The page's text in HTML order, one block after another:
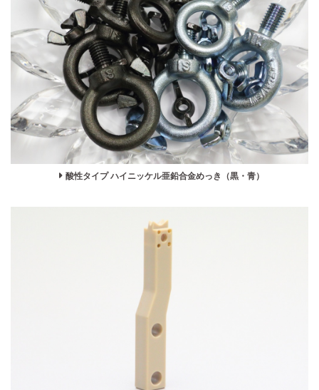
酸性タイプ ハイニッケル亜鉛合金めっき（黒・青）